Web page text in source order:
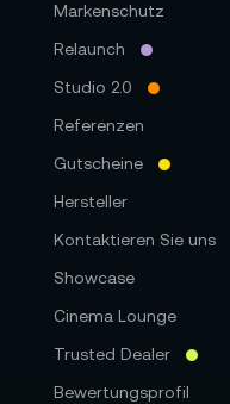
Markenschutz
Relaunch
Studio 2.0
Referenzen
Gutscheine
Hersteller
Kontaktieren Sie uns
Showcase
Cinema Lounge
Trusted Dealer
Bewertungsprofil